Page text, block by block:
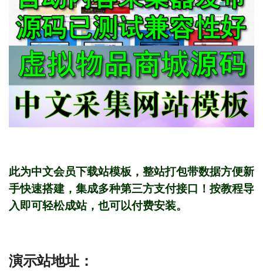
此为中文会员下载站模板，整站打包带数据方便新
手快速搭建，集成多种第三方支付接口！按教程导
入即可轻松成站，也可以付费安装。
演示站地址：